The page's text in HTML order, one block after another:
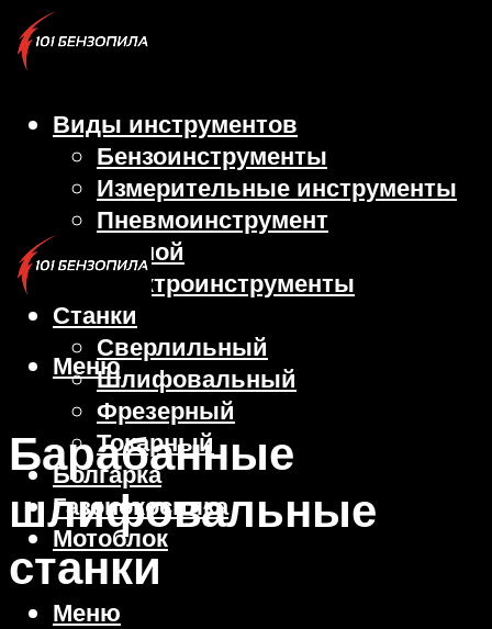
Виды инструментов
Бензоинструменты
Измерительные инструменты
Пневмоинструмент
Ручной
Электроинструменты
Станки
Сверлильный
Шлифовальный
Фрезерный
Токарный
Болгарка
Газонокосилка
Мотоблок
Меню
Меню
Барабанные
шлифовальные
станки